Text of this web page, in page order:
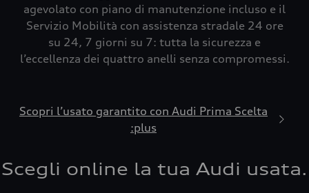
agevolato con piano di manutenzione incluso e il
Servizio Mobilità con assistenza stradale 24 ore
su 24, 7 giorni su 7: tutta la sicurezza e
l’eccellenza dei quattro anelli senza compromessi.
Scopri l’usato garantito con Audi Prima Scelta
:plus
Scegli online la tua Audi usata.